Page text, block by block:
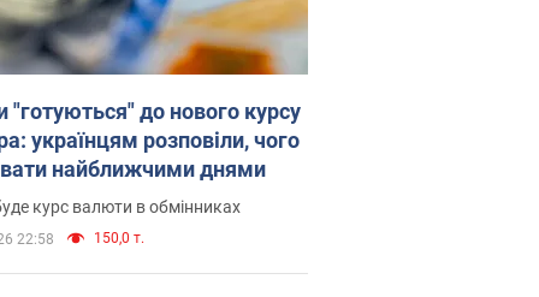
"готуються" до нового курсу
українцям розповіли, чого
найближчими днями
курс валюти в обмінниках
22:58 150,0 т.